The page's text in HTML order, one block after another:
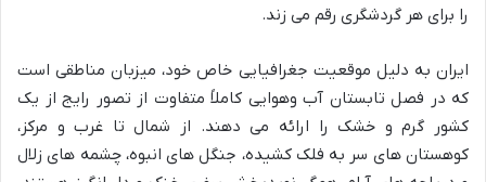
را برای هر گردشگری رقم می زند.
ایران به دلیل موقعیت جغرافیایی خاص خود، میزبان مناطقی است
که در فصل تابستان آب وهوایی کاملاً متفاوت از تصور رایج از یک
کشور گرم و خشک را ارائه می دهند. از شمال تا غرب و مرکز،
کوهستان های سر به فلک کشیده، جنگل های انبوه، چشمه های زلال